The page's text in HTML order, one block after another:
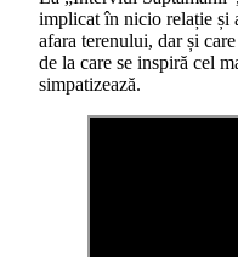
implicat în nicio relație și
afara terenului, dar și
de la care se inspiră cel
simpatizează.